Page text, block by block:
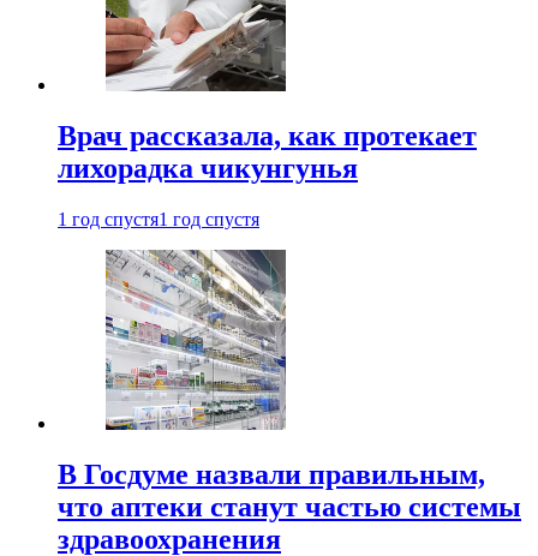
Врач рассказала, как протекает
лихорадка чикунгунья
1 год спустя1 год спустя
В Госдуме назвали правильным,
что аптеки станут частью системы
здравоохранения